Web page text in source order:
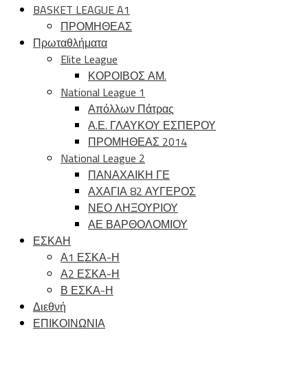
BASKET LEAGUE A1
ΠΡΟΜΗΘΕΑΣ
Πρωταθλήματα
Elite League
ΚΟΡΟΙΒΟΣ ΑΜ.
National League 1
Απόλλων Πάτρας
Α.Ε. ΓΛΑΥΚΟΥ ΕΣΠΕΡΟΥ
ΠΡΟΜΗΘΕΑΣ 2014
National League 2
ΠΑΝΑΧΑΙΚΗ ΓΕ
ΑΧΑΓΙΑ 82 ΑΥΓΕΡΟΣ
ΝΕΟ ΛΗΞΟΥΡΙΟΥ
ΑΕ ΒΑΡΘΟΛΟΜΙΟΥ
ΕΣΚΑΗ
Α1 ΕΣΚΑ-Η
Α2 ΕΣΚΑ-Η
Β ΕΣΚΑ-Η
Διεθνή
ΕΠΙΚΟΙΝΩΝΙΑ